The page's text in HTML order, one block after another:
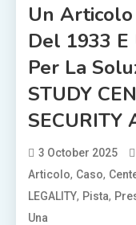
Un
Del 1933 E
Per La
STUDY
SECURITY
3 October 2025
Articolo, Caso,
LEGALITY, Pista,
Una